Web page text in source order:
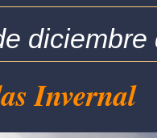
diciembre
Invernal